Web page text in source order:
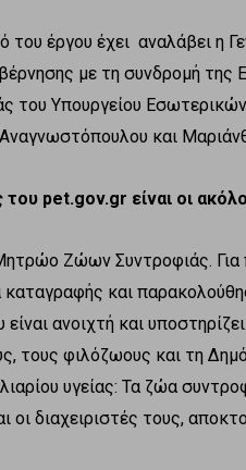
του έργου έχει αναλάβει η
με τη συνδρομή της
του Υπουργείου
και
του pet.gov.gr είναι οι
Ζώων Συντροφιάς. Για
καταγραφής και
ανοιχτή και
τους φιλόζωους και τη
υγείας: Τα ζώα
οι διαχειριστές τους,